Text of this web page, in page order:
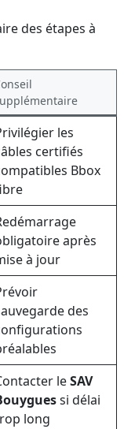
des étapes à
les
certifiés
Bbox
après
à jour
des
leSAV
si délai
long